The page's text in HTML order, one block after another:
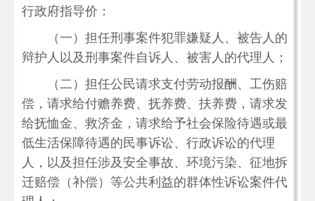
行政府指导价：
（一）担任刑事案件犯罪嫌疑人、被告人的
辩护人以及刑事案件自诉人、被害人的代理人；
（二）担任公民请求支付劳动报酬、工伤赔
偿，请求给付赡养费、抚养费、扶养费，请求发
给抚恤金、救济金，请求给予社会保险待遇或最
低生活保障待遇的民事诉讼、行政诉讼的代理
人，以及担任涉及安全事故、环境污染、征地拆
迁赔偿（补偿）等公共利益的群体性诉讼案件代